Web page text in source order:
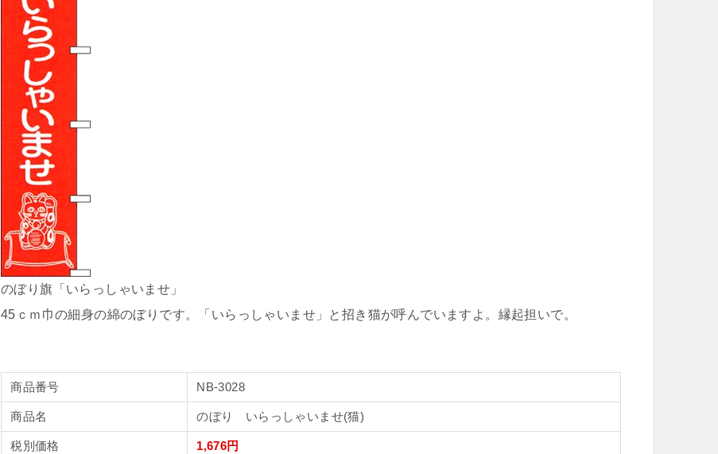
のぼり旗「いらっしゃいませ」
45ｃｍ巾の細身の綿のぼりです。「いらっしゃいませ」と招き猫が呼んでいますよ。縁起担いで。
商品番号 NB-3028
商品名 のぼり いらっしゃいませ(猫)
税別価格 1,676円